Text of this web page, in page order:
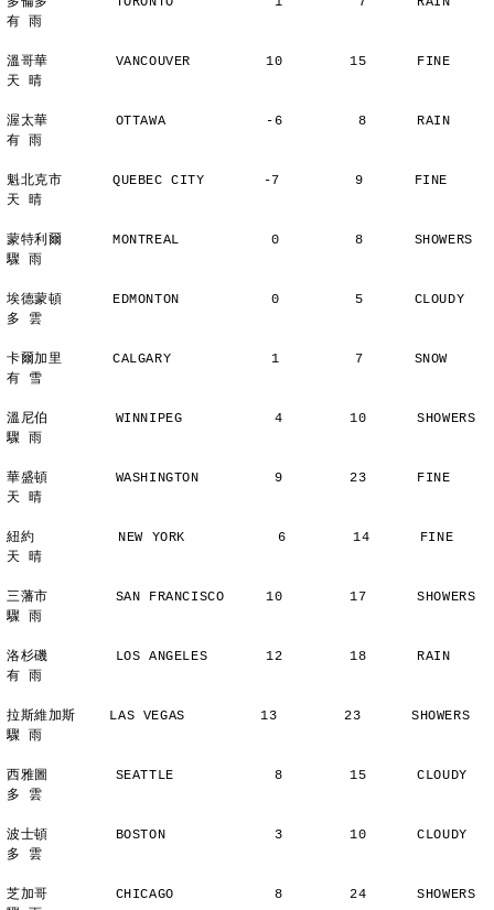
有 雨
溫哥華        VANCOUVER         10        15      FINE
天 晴
渥太華        OTTAWA            -6         8      RAIN
有 雨
魁北克市      QUEBEC CITY       -7         9      FINE
天 晴
蒙特利爾      MONTREAL           0         8      SHOWERS
驟 雨
埃德蒙頓      EDMONTON           0         5      CLOUDY
多 雲
卡爾加里      CALGARY            1         7      SNOW
有 雪
溫尼伯        WINNIPEG           4        10      SHOWERS
驟 雨
華盛頓        WASHINGTON         9        23      FINE
天 晴
紐約          NEW YORK           6        14      FINE
天 晴
三藩市        SAN FRANCISCO     10        17      SHOWERS
驟 雨
洛杉磯        LOS ANGELES       12        18      RAIN
有 雨
拉斯維加斯    LAS VEGAS         13        23      SHOWERS
驟 雨
西雅圖        SEATTLE            8        15      CLOUDY
多 雲
波士頓        BOSTON             3        10      CLOUDY
多 雲
芝加哥        CHICAGO            8        24      SHOWERS